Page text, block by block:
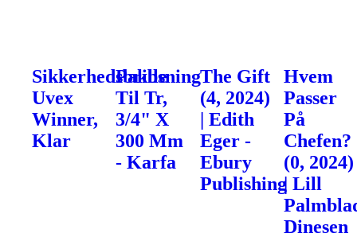
Sikkerhedsbrille
Uvex
Winner,
Klar
Pakbsning
Til Tr,
3/4" X
300 Mm
- Karfa
The Gift
(4, 2024)
| Edith
Eger -
Ebury
Publishing
Hvem
Passer
På
Chefen?
(0, 2024)
| Lill
Dinesen